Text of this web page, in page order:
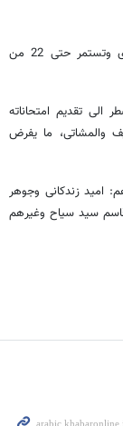
وتبدأ فعالیات المهرجان اعتبارا من 14 اذار مارس الجاری وتستمر حتى 22 من
الى تقدیم امتحاناته
والمشاتی، ما یفرض
امید زندکانی وجوهر
سید سیاح وغیرهم